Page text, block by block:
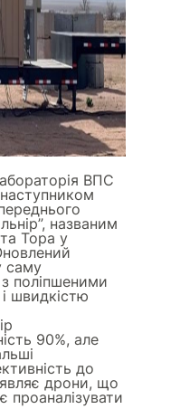
ВПС
названим
Тора у
саму
поліпшеними
швидкістю
90%, але
до
дрони, що